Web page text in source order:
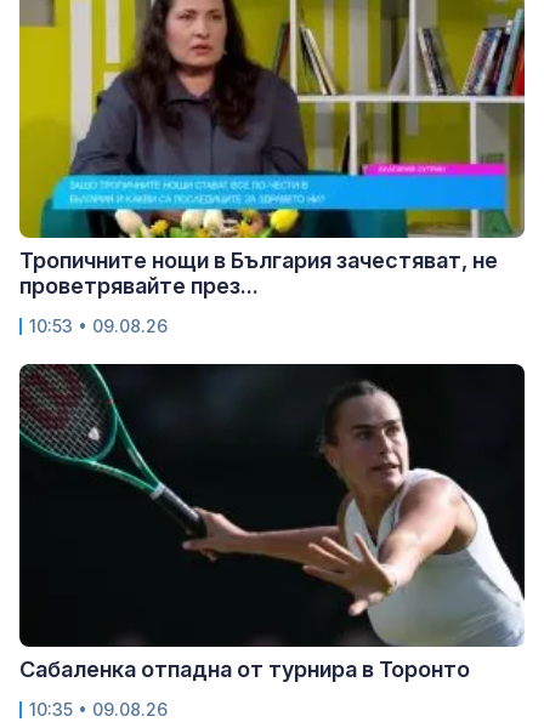
Тропичните нощи в България зачестяват, не
проветрявайте през...
10:53 • 09.08.26
Сабаленка отпадна от турнира в Торонто
10:35 • 09.08.26